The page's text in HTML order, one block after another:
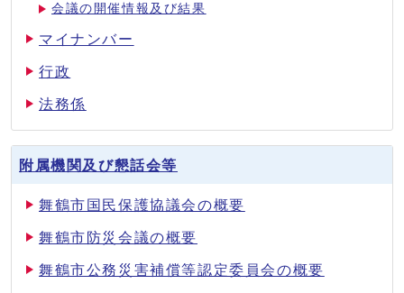
会議の開催情報及び結果
マイナンバー
行政
法務係
附属機関及び懇話会等
舞鶴市国民保護協議会の概要
舞鶴市防災会議の概要
舞鶴市公務災害補償等認定委員会の概要